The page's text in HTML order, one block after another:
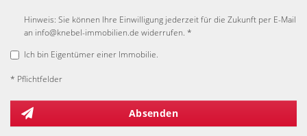
Hinweis: Sie können Ihre Einwilligung jederzeit für die Zukunft per E-Mail
an info@knebel-immobilien.de widerrufen. *
Ich bin Eigentümer einer Immobilie.
* Pflichtfelder
Absenden